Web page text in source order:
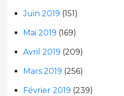
Juin 2019 (151)
Mai 2019 (169)
Avril 2019 (209)
Mars 2019 (256)
Février 2019 (239)